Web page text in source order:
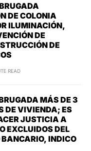
DE COLONIA
ILUMINACIÓN,
DE
DE
READ
MÁS DE 3
DE VIVIENDA; ES
JUSTICIA A
EXCLUIDOS DEL
INDICO